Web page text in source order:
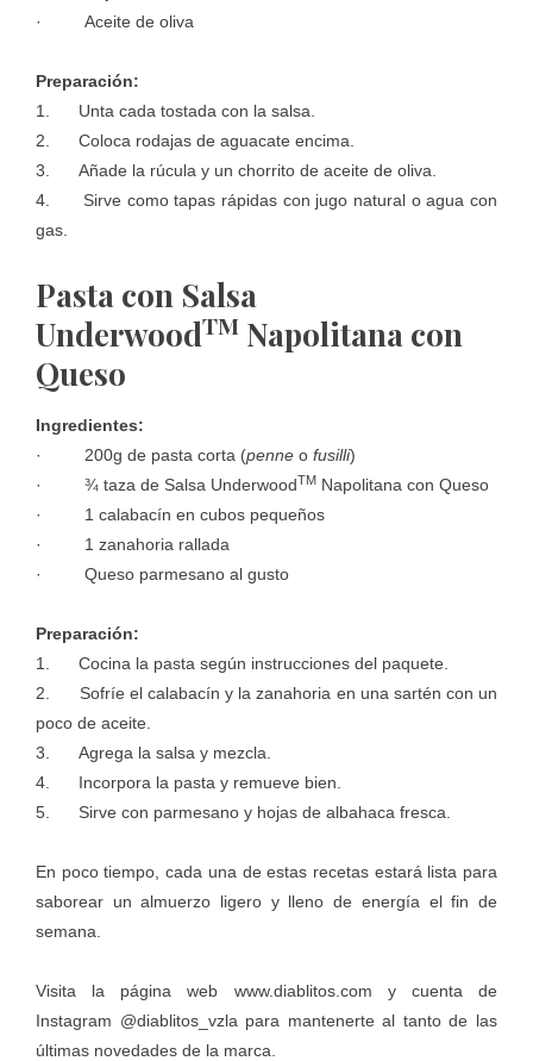
· Aceite de oliva
Preparación:
1. Unta cada tostada con la salsa.
2. Coloca rodajas de aguacate encima.
3. Añade la rúcula y un chorrito de aceite de oliva.
4. Sirve como tapas rápidas con jugo natural o agua con
gas.
Pasta con Salsa
UnderwoodTM Napolitana con
Queso
Ingredientes:
· 200g de pasta corta (penne o fusilli)
· ¾ taza de Salsa UnderwoodTM Napolitana con Queso
· 1 calabacín en cubos pequeños
· 1 zanahoria rallada
· Queso parmesano al gusto
Preparación:
1. Cocina la pasta según instrucciones del paquete.
2. Sofríe el calabacín y la zanahoria en una sartén con un
poco de aceite.
3. Agrega la salsa y mezcla.
4. Incorpora la pasta y remueve bien.
5. Sirve con parmesano y hojas de albahaca fresca.
En poco tiempo, cada una de estas recetas estará lista para
saborear un almuerzo ligero y lleno de energía el fin de
semana.
Visita la página web www.diablitos.com y cuenta de
Instagram @diablitos_vzla para mantenerte al tanto de las
últimas novedades de la marca.